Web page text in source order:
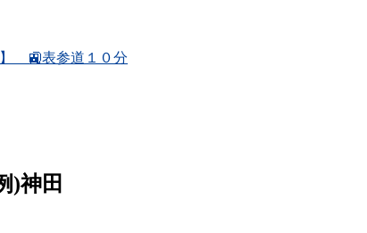
】 🚉表参道１０分
田